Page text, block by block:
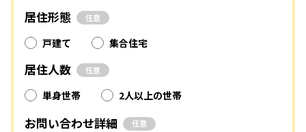
居住形態 任意
戸建て 集合住宅
居住人数 任意
単身世帯 2人以上の世帯
お問い合わせ詳細 任意